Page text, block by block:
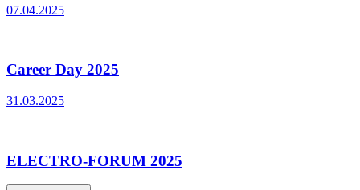
07.04.2025
Career Day 2025
31.03.2025
ELECTRO-FORUM 2025